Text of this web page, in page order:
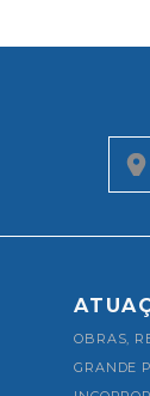
OBRAS,
GRANDE